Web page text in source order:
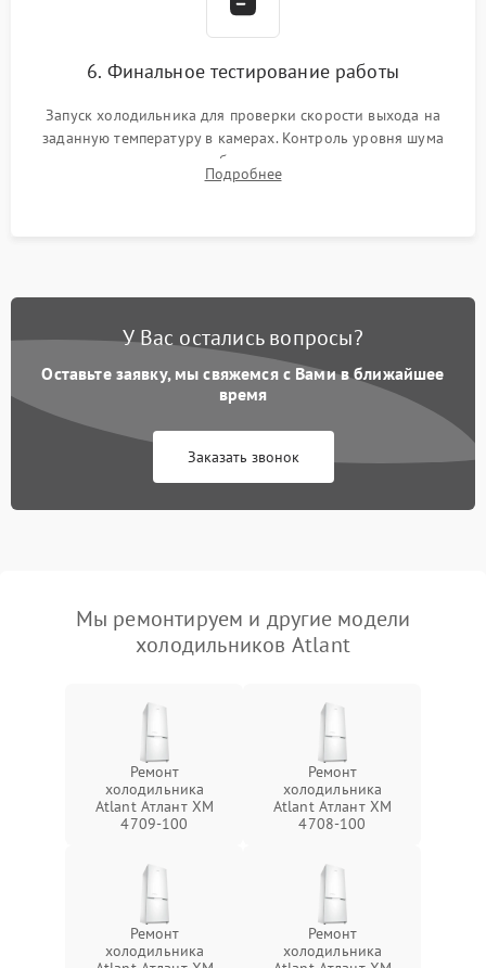
6. Финальное тестирование работы
Запуск холодильника для проверки скорости выхода на
заданную температуру в камерах. Контроль уровня шума
компрессора, отсутствия обмерзания стенок и корректного
срабатывания системы автоматической оттайки.
Подробнее
У Вас остались вопросы?
Оставьте заявку, мы свяжемся с Вами в ближайшее
время
Заказать звонок
Мы ремонтируем и другие модели
холодильников Atlant
Ремонт
холодильника
Atlant Атлант XM
4709-100
Ремонт
холодильника
Atlant Атлант XM
4708-100
Ремонт
холодильника
Ремонт
холодильника